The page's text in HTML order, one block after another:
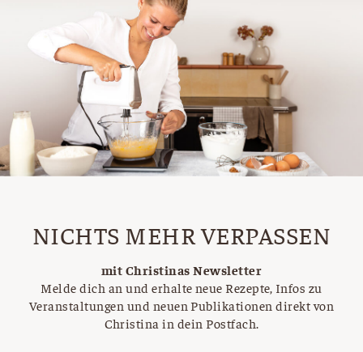
NICHTS MEHR VERPASSEN
mit Christinas Newsletter
Melde dich an und erhalte neue Rezepte, Infos zu
Veranstaltungen und neuen Publikationen direkt von
Christina in dein Postfach.